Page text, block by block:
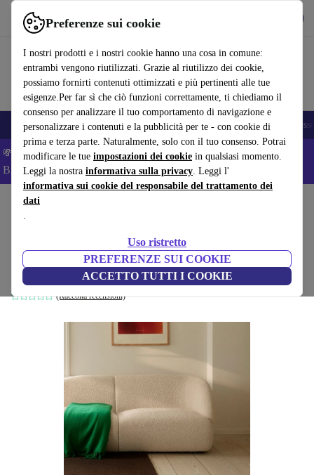
Preferenze sui cookie
I nostri prodotti e i nostri cookie hanno una cosa in comune:
entrambi vengono riutilizzati. Grazie al riutilizzo dei cookie,
possiamo fornirti contenuti ottimizzati e più pertinenti alle tue
esigenze.Per far sì che ciò funzioni correttamente, ti chiediamo il
consenso per analizzare il tuo comportamento di navigazione e
personalizzare i contenuti e la pubblicità per te - con cookie di
prima e terza parte. Naturalmente, solo con il tuo consenso. Potrai
modificare le tue impostazioni dei cookie in qualsiasi momento.
Leggi la nostra informativa sulla privacy. Leggi l'
informativa sui cookie del responsabile del trattamento dei
dati
.
Uso ristretto
PREFERENZE SUI COOKIE
ACCETTO TUTTI I COOKIE
Usa refurbed in modo rapido e semplice
🎒 Back to school Smartphone Portatili Tablet Smartwatch
💸Risparmia il 5% IN PIÙ su MacBook e iPad– Codice:
BACK5OFF –Condizioni
Home
Paula Modul monoposto Rechts Maya
Cream
crema
(Raccolta recensioni)